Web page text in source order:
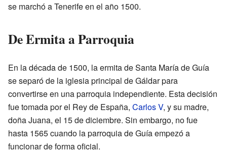
se marchó a Tenerife en el año 1500.
De Ermita a Parroquia
En la década de 1500, la ermita de Santa María de Guía
se separó de la iglesia principal de Gáldar para
convertirse en una parroquia independiente. Esta decisión
fue tomada por el Rey de España, Carlos V, y su madre,
doña Juana, el 15 de diciembre. Sin embargo, no fue
hasta 1565 cuando la parroquia de Guía empezó a
funcionar de forma oficial.